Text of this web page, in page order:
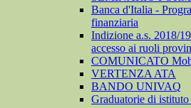
Banca d'Italia -
finanziaria
Indizione a.s. 2018/
accesso ai ruoli
COMUNICATO
VERTENZA ATA
BANDO UNIVAQ
Graduatorie di istituto